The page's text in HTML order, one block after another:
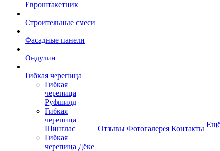
Евроштакетник
Строительные смеси
Фасадные панели
Ондулин
Гибкая черепица
Гибкая
черепица
Руфшилд
Гибкая
черепица
Шинглас
Гибкая
черепица Дёке
Отзывы Фотогалерея Контакты Ещё